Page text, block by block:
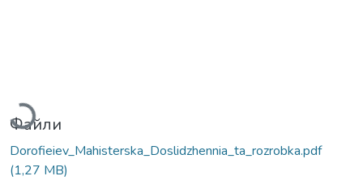
Вантажиться...
Файли
Dorofieiev_Mahisterska_Doslidzhennia_ta_rozrobka.pdf
(1,27 MB)